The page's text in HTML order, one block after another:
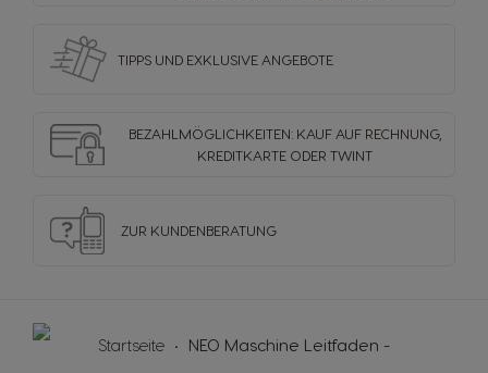
TIPPS UND EXKLUSIVE ANGEBOTE
BEZAHLMÖGLICHKEITEN: KAUF AUF RECHNUNG,
KREDITKARTE ODER TWINT
ZUR KUNDENBERATUNG
Startseite NEO Maschine Leitfaden -